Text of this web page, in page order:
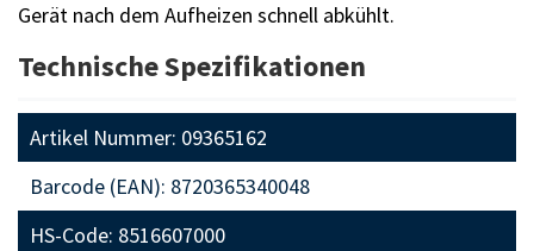
Gerät nach dem Aufheizen schnell abkühlt.
Technische Spezifikationen
Artikel Nummer: 09365162
Barcode (EAN): 8720365340048
HS-Code: 8516607000